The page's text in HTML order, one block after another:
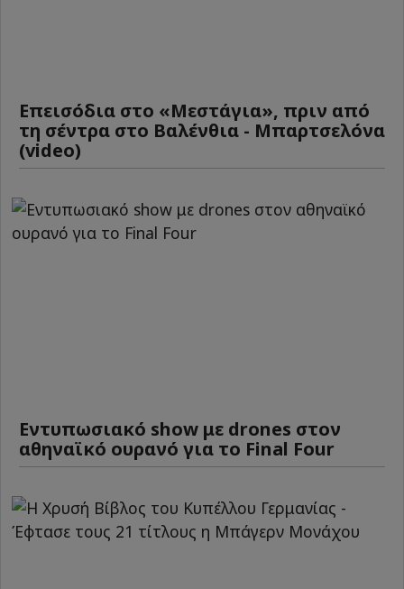
Επεισόδια στο «Μεστάγια», πριν από
τη σέντρα στο Βαλένθια - Μπαρτσελόνα
(video)
Εντυπωσιακό show με drones στον
αθηναϊκό ουρανό για το Final Four